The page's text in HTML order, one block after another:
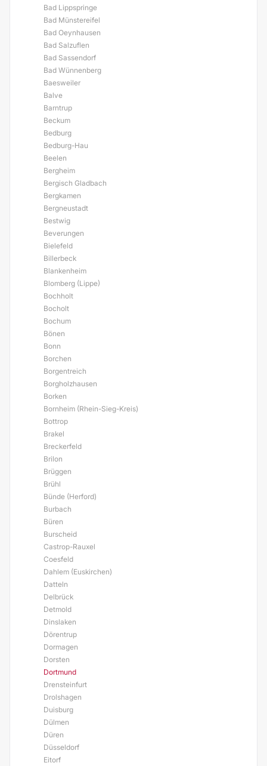
Bad Lippspringe
Bad Münstereifel
Bad Oeynhausen
Bad Salzuflen
Bad Sassendorf
Bad Wünnenberg
Baesweiler
Balve
Barntrup
Beckum
Bedburg
Bedburg-Hau
Beelen
Bergheim
Bergisch Gladbach
Bergkamen
Bergneustadt
Bestwig
Beverungen
Bielefeld
Billerbeck
Blankenheim
Blomberg (Lippe)
Bochholt
Bocholt
Bochum
Bönen
Bonn
Borchen
Borgentreich
Borgholzhausen
Borken
Bornheim (Rhein-Sieg-Kreis)
Bottrop
Brakel
Breckerfeld
Brilon
Brüggen
Brühl
Bünde (Herford)
Burbach
Büren
Burscheid
Castrop-Rauxel
Coesfeld
Dahlem (Euskirchen)
Datteln
Delbrück
Detmold
Dinslaken
Dörentrup
Dormagen
Dorsten
Dortmund
Drensteinfurt
Drolshagen
Duisburg
Dülmen
Düren
Düsseldorf
Eitorf